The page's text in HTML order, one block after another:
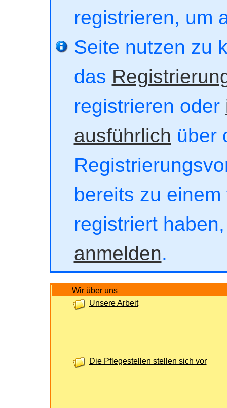
registrieren, um
Seite nutzen zu
das
registrieren oder
ausführlich über
bereits zu
registriert
anmelden.
Wir über uns
Unsere Arbeit
Die Pflegestellen stellen sich vor